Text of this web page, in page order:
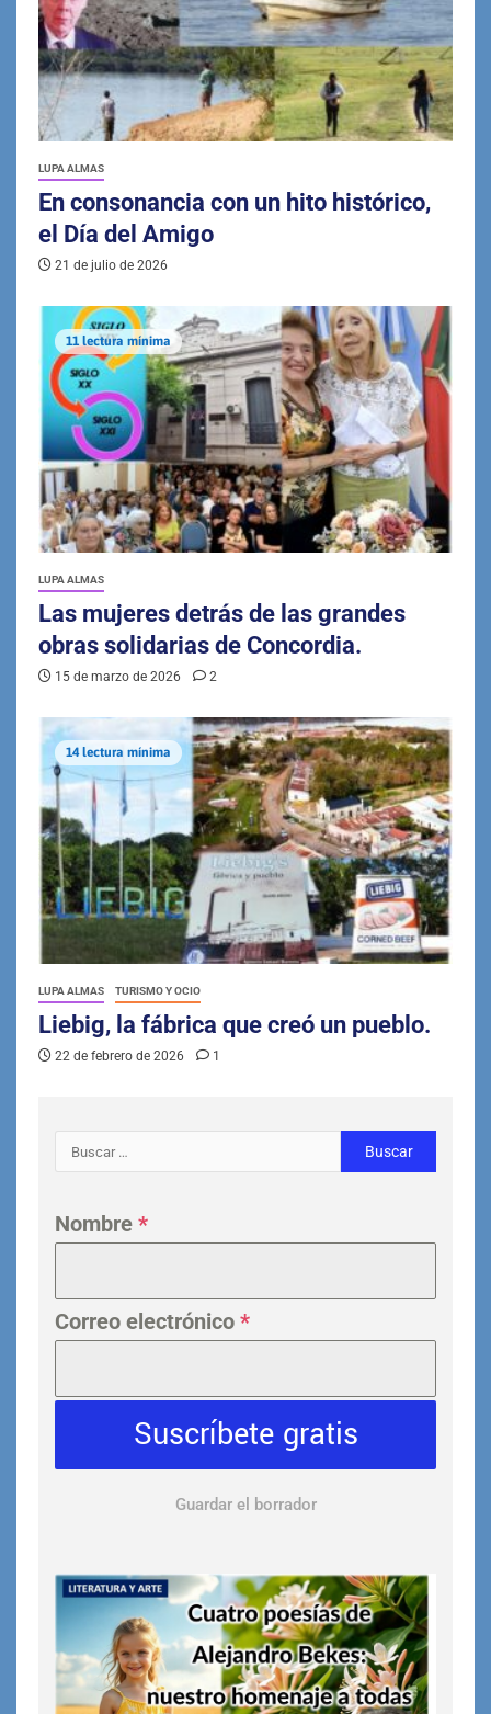
LUPA ALMAS
En consonancia con un hito histórico,
el Día del Amigo
21 de julio de 2026
11 lectura mínima
LUPA ALMAS
Las mujeres detrás de las grandes
obras solidarias de Concordia.
15 de marzo de 2026 2
14 lectura mínima
LUPA ALMAS TURISMO Y OCIO
Liebig, la fábrica que creó un pueblo.
22 de febrero de 2026 1
Nombre *
Correo electrónico *
Suscríbete gratis
Guardar el borrador